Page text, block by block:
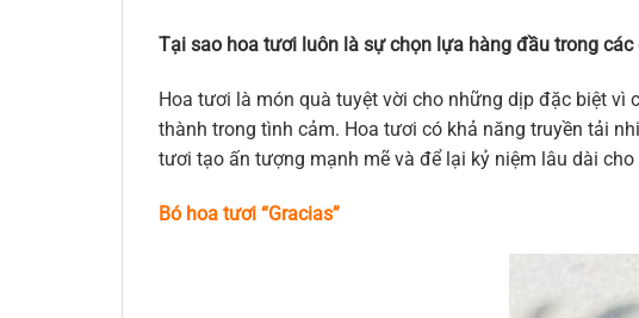
Tại sao hoa tươi luôn là sự chọn lựa hàng đầu trong các
Hoa tươi là món quà tuyệt vời cho những dịp đặc biệt vì
thành trong tình cảm. Hoa tươi có khả năng truyền tải
tươi tạo ấn tượng mạnh mẽ và để lại kỷ niệm lâu dài
Bó hoa tươi “Gracias”